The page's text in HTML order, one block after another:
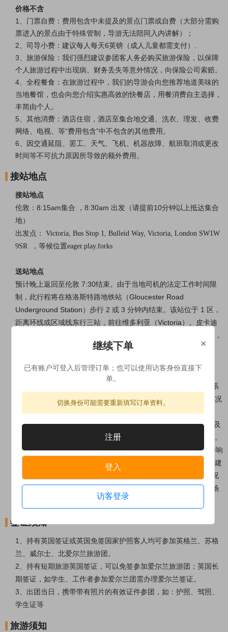
价格不含
1、门票自费：费用包含中未提及的景点门票或自费（大部分需购
票进入的景点由于特殊管制，导游无法陪同入内讲解）；
2、司导小费：建议每人每天6英镑（成人儿童都需支付）.
3、旅游保险：我们强烈建议参团客人务必购买旅游保险，以保障
个人旅游过程中出现病、财务丢失等意外情况，向保险公司索赔。
4、全程餐食：在旅游过程中，我们的导游会向您推荐地道美味的
当地餐馆，也会向您介绍实惠高效的快餐店，用餐消费自主选择，
丰简由个人。
5、其他消费：酒店住宿，酒店至集合地交通、洗衣、理发、收费
网络、电视、等“费用包含”中不包含的其他费用。
6、因交通延阻、罢工、天气、飞机、机器故障、航班取消或更改
时间等不可抗力原因所导致的额外费用。
接站地点
接站地点
伦敦：8:15am集合 ，8:30am 出发（请提前10分钟以上抵达集合
地）
出发点：
Victoria, Bus Stop 1, Bulleid Way, Victoria, London SW1W
9SR ，等候位置eager.play.forks
送站地点
预计晚上返回至伦敦 7:30结束。 由于当地司机的法定工作时间限
制，此行程将在格洛斯特路地铁站（Gloucester Road
Underground Station）步行 2 或 3 分钟内结束。该站位于 1 区，
距离环线或区域线东行三站，前往维多利亚（Victoria）。皮卡迪
），
Piccadilly Circus）仅需 5 站。
接送站小贴士：
1.请务必提早15分钟抵达集合点，接人停留约5分钟，请及时联系
导游避免错失行程。返回时间是预估的时间，根据当天的交通状况
可能有所变化。
2.如因个人原因未能按时上团，建议自行联系导游追团，此间涉及
所有费用请游客自理。如游客因赶不上团而放弃行程则费用全损。
3. 旅游巴士非火车、地铁等轨道交通工具，受交通状况和天气影响
比较大，接送站时间为估计时间，如需预定返程火车或汽车票，建
议您尽量留出至少1个小时的换乘时间，避免交通堵塞或意外状况
延迟而耽误您的行程；如需前往机场，建议至少预留3小时至机场
签证须知
1、持有英国签证或英国免签国家护照客人均可参加英格兰、苏格
兰、威尔士、北爱尔兰旅游团。
2、持有短期旅游英国签证，可以免签参加爱尔兰旅游团；英国长
期签证，如学生、工作者参加爱尔兰团需办理爱尔兰签证。
3、出团当日，携带带有照片的有效证件参团，如：护照、驾照、
学生证等
旅游须知
×
继续下单
已有账户可登入后管理订单；也可以使用访客身份直接下
单。
切换身份可能需要重新填写订单资料。
注册
登入
访客登录